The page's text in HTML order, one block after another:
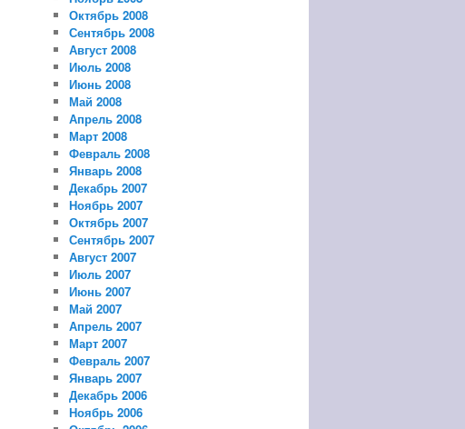
Октябрь 2008
Сентябрь 2008
Август 2008
Июль 2008
Июнь 2008
Май 2008
Апрель 2008
Март 2008
Февраль 2008
Январь 2008
Декабрь 2007
Ноябрь 2007
Октябрь 2007
Сентябрь 2007
Август 2007
Июль 2007
Июнь 2007
Май 2007
Апрель 2007
Март 2007
Февраль 2007
Январь 2007
Декабрь 2006
Ноябрь 2006